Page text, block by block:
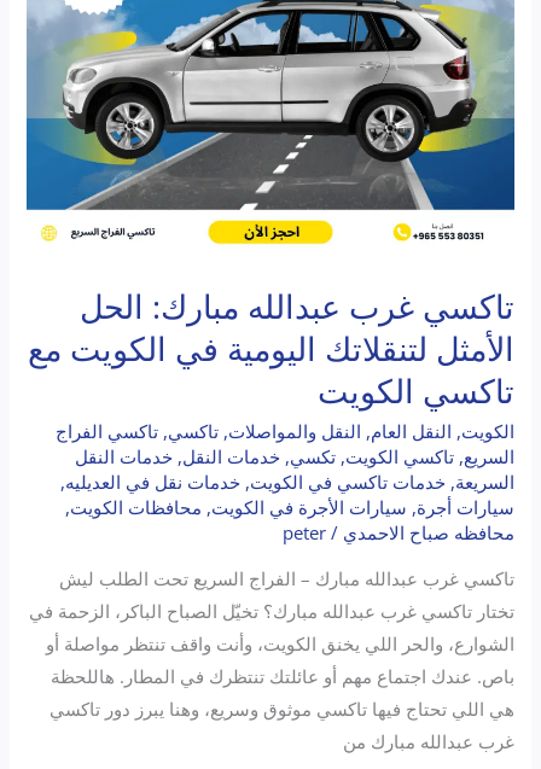
تاكسي غرب عبدالله مبارك: الحل
الأمثل لتنقلاتك اليومية في الكويت مع
تاكسي الكويت
الكويت, النقل العام, النقل والمواصلات,تاكسي,تاكسي الفراج
السريع,تاكسي الكويت,تكسي,خدمات النقل,خدمات النقل
السريعة,خدمات تاكسي في الكويت,خدمات نقل في العديليه,
سيارات أجرة, سيارات الأجرة في الكويت, محافظات الكويت,
محافظه صباح الاحمدي /
peter
تاكسي غرب عبدالله مبارك – الفراج السريع تحت الطلب ليش
تختار تاكسي غرب عبدالله مبارك؟ تخيّل الصباح الباكر، الزحمة في
الشوارع، والحر اللي يخنق الكويت، وأنت واقف تنتظر مواصلة أو
باص. عندك اجتماع مهم أو عائلتك تنتظرك في المطار. هاللحظة
هي اللي تحتاج فيها تاكسي موثوق وسريع، وهنا يبرز دور تاكسي
غرب عبدالله مبارك من
اليومية
في
الكويت
مع
تاكسي